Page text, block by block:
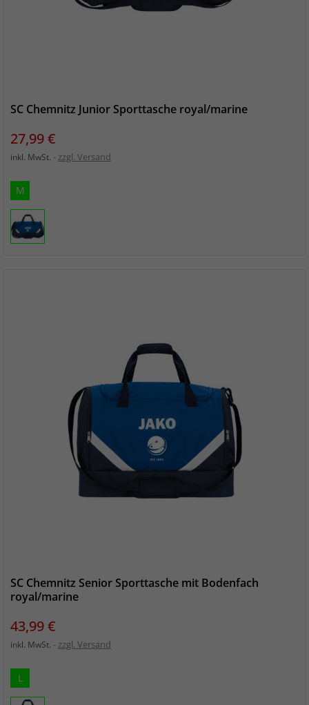
SC Chemnitz Junior Sporttasche royal/marine
Preis
27,99 €
inkl. MwSt. zzgl. Versand
M
SC Chemnitz Senior Sporttasche mit Bodenfach
royal/marine
Preis
43,99 €
inkl. MwSt. zzgl. Versand
L